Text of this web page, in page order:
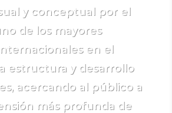
y conceptual por el
de los mayores
en el
estructura y desarrollo
acercando al público a
más profunda de